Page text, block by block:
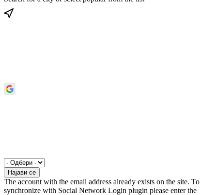
The account with the email address already exists on the site. To
synchronize with Social Network Login plugin please enter the